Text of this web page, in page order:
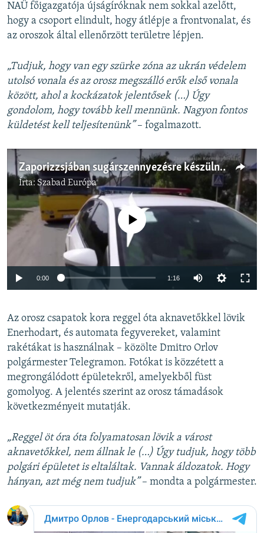
NAÜ főigazgatója újságíróknak nem sokkal azelőtt,
hogy a csoport elindult, hogy átlépje a frontvonalat, és
az oroszok által ellenőrzött területre lépjen.
„Tudjuk, hogy van egy szürke zóna az ukrán védelem
utolsó vonala és az orosz megszálló erők első vonala
között, ahol a kockázatok jelentősek (…) Úgy
gondolom, hogy tovább kell mennünk. Nagyon fontos
küldetést kell teljesítenünk” – fogalmazott.
Zaporizzsjában sugárszennyezésre készülnek
Írta: Szabad Európa
Auto 240p 360p 480p
720p 1080p
Jelenleg nincs elérhető tartalom
0:00 1:16
360p
480p
720p
1080p
Az orosz csapatok kora reggel óta aknavetőkkel lövik
Enerhodart, és automata fegyvereket, valamint
rakétákat is használnak – közölte Dmitro Orlov
polgármester Telegramon. Fotókat is közzétett a
megrongálódott épületekről, amelyekből füst
gomolyog. A jelentés szerint az orosz támadások
következményeit mutatják.
„Reggel öt óra óta folyamatosan lövik a várost
aknavetőkkel, nem állnak le (…) Úgy tudjuk, hogy több
polgári épületet is eltaláltak. Vannak áldozatok. Hogy
hányan, azt még nem tudjuk”– mondta a polgármester.